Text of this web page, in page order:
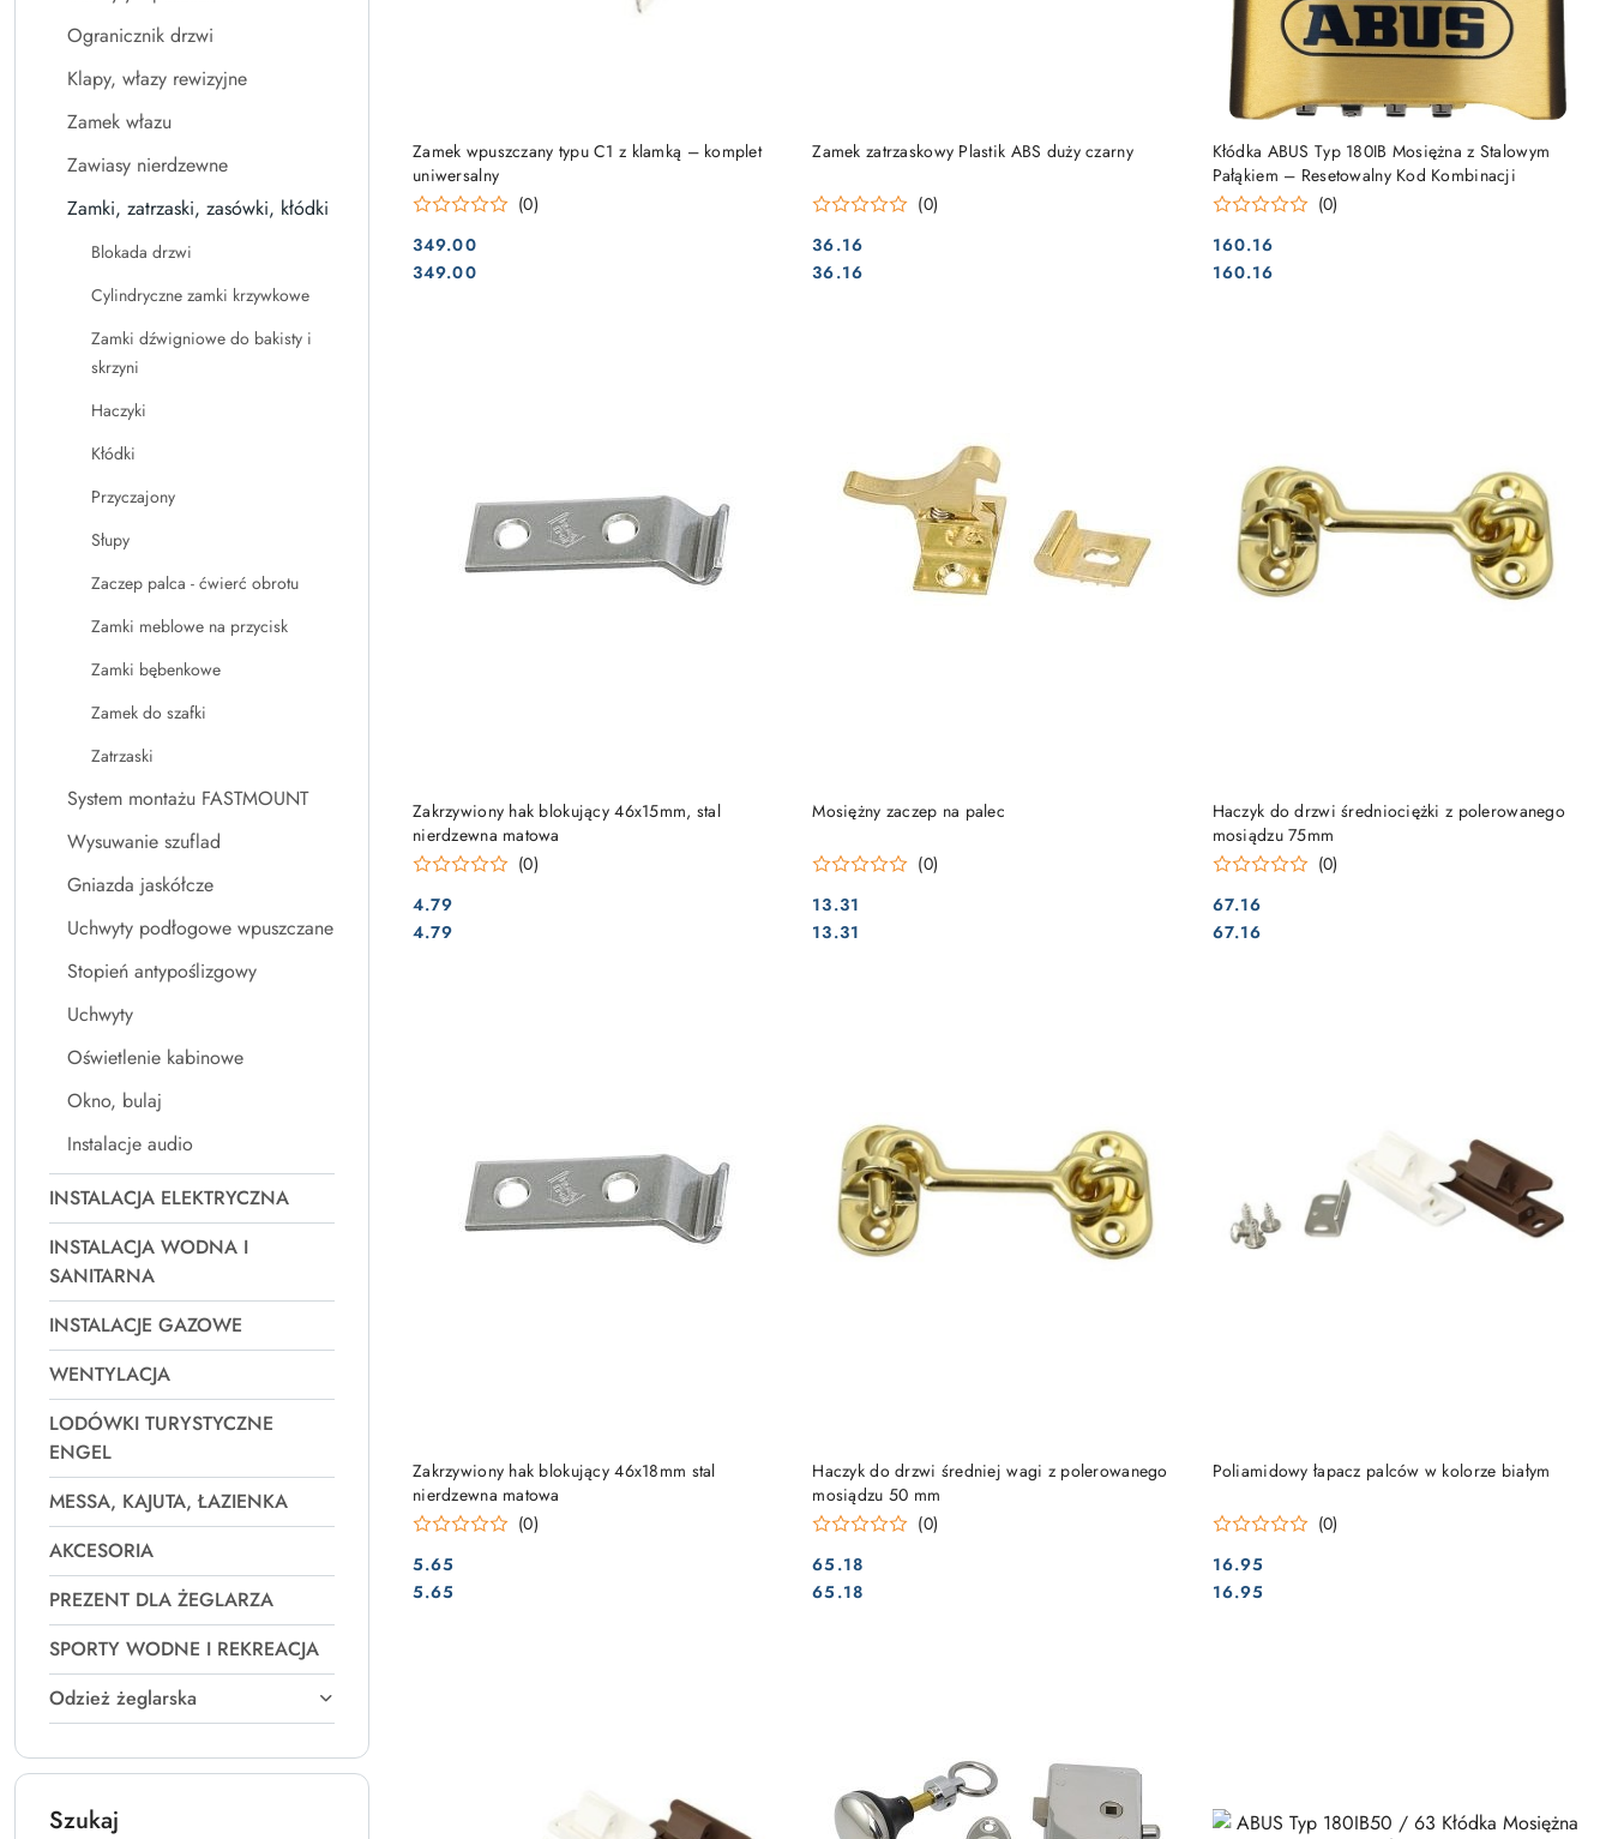
Ogranicznik drzwi
Klapy, włazy rewizyjne
Zamek włazu
Zawiasy nierdzewne
Zamki, zatrzaski, zasówki, kłódki
Blokada drzwi
Cylindryczne zamki krzywkowe
Zamki dźwigniowe do bakisty i
skrzyni
Haczyki
Kłódki
Przyczajony
Słupy
Zaczep palca - ćwierć obrotu
Zamki meblowe na przycisk
Zamki bębenkowe
Zamek do szafki
Zatrzaski
System montażu FASTMOUNT
Wysuwanie szuflad
Gniazda jaskółcze
Uchwyty podłogowe wpuszczane
Stopień antypoślizgowy
Uchwyty
Oświetlenie kabinowe
Okno, bulaj
Instalacje audio
INSTALACJA ELEKTRYCZNA
INSTALACJA WODNA I
SANITARNA
INSTALACJE GAZOWE
WENTYLACJA
LODÓWKI TURYSTYCZNE
ENGEL
MESSA, KAJUTA, ŁAZIENKA
AKCESORIA
PREZENT DLA ŻEGLARZA
SPORTY WODNE I REKREACJA
Odzież żeglarska
Szukaj
Zamek wpuszczany typu C1 z klamką – komplet
uniwersalny
(0)
Cena:
349.00
Cena:
349.00
DO KOSZYKA Zamek zatrzaskowy Plastik ABS duży czarny
(0)
Cena:
36.16
Cena:
36.16
DO KOSZYKA
Kłódka ABUS Typ 180IB Mosiężna z Stalowym
Pałąkiem – Resetowalny Kod Kombinacji
(0)
Cena:
160.16
Cena:
160.16
DO KOSZYKA
Zakrzywiony hak blokujący 46x15mm, stal
nierdzewna matowa
(0)
Cena:
4.79
Cena:
4.79
DO KOSZYKA Mosiężny zaczep na palec
(0)
Cena:
13.31
Cena:
13.31
DO KOSZYKA
Haczyk do drzwi średniociężki z polerowanego
mosiądzu 75mm
(0)
Cena:
67.16
Cena:
67.16
DO KOSZYKA
Zakrzywiony hak blokujący 46x18mm stal
nierdzewna matowa
(0)
Cena:
5.65
Cena:
5.65
DO KOSZYKA
Haczyk do drzwi średniej wagi z polerowanego
mosiądzu 50 mm
(0)
Cena:
65.18
Cena:
65.18
DO KOSZYKA Poliamidowy łapacz palców w kolorze białym
(0)
Cena:
16.95
Cena:
16.95
DO KOSZYKA